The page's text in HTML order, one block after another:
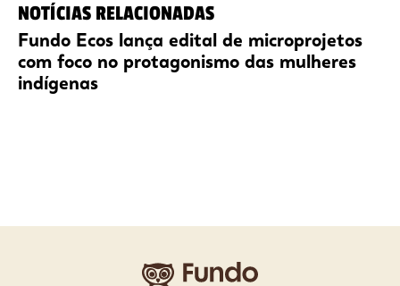
NOTÍCIAS RELACIONADAS
Fundo Ecos lança edital de microprojetos
com foco no protagonismo das mulheres
indígenas